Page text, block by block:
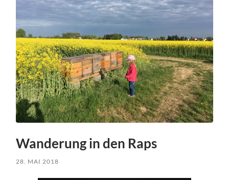
Wanderung in den Raps
28. MAI 2018